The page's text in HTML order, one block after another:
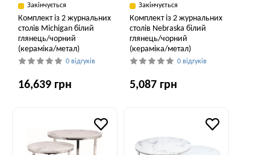
Закінчується
Комплект із 2 журнальних
столів Michigan білий
глянець/чорний
(кераміка/метал)
0 відгуків
16,639 грн
Закінчується
Комплект із 2 журнальних
столів Nebraska білий
глянець/чорний
(кераміка/метал)
0 відгуків
5,087 грн